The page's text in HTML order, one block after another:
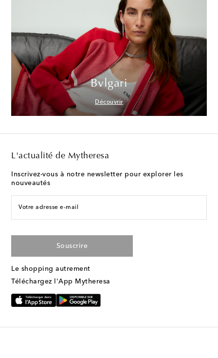
Bvlgari
Découvrir
L'actualité de Mytheresa
Inscrivez-vous à notre newsletter pour explorer les
nouveautés
Votre adresse e-mail
Souscrire
Le shopping autrement
Téléchargez l'App Mytheresa